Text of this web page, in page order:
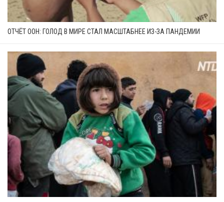
ОТЧЁТ ООН: ГОЛОД В МИРЕ СТАЛ МАСШТАБНЕЕ ИЗ-ЗА ПАНДЕМИИ